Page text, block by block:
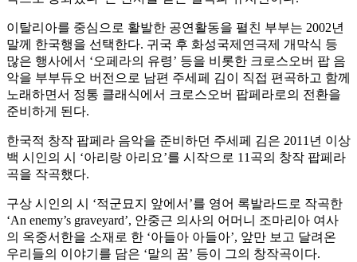
이탈리아를 중심으로 활발한 공연활동을 펼친 부부는 2002년
말께 한국행을 선택한다. 귀국 후 화성국제연극제 개막식 등
많은 행사에서 ‘오페라의 유령’ 등을 비롯한 크로스오버 팝 음
악을 부부듀오 버전으로 남편 주세페 김이 직접 편곡하고 함께
노래하면서 정통 클래식에서 크로스오버 팝페라로의 전환을
준비하게 된다.
한국적 창작 팝페라 음악을 준비하던 주세페 김은 2011년 이상
백 시인의 시 ‘아리랑 아리요’를 시작으로 11곡의 창작 팝페라
곡을 작곡했다.
구상 시인의 시 ‘적군묘지 앞에서’를 영어 록발라드로 작곡한
‘An enemy’s graveyard’, 안중근 의사의 어머니 조마리아 여사
의 옥중서한을 소재로 한 ‘아들아 아들아’, 앞만 보고 달려온
우리들의 이야기를 담은 ‘말의 꿈’ 등이 그의 창작곡이다.